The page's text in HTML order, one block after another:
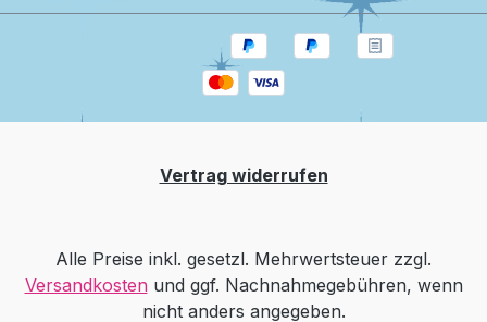
Vertrag widerrufen
Alle Preise inkl. gesetzl. Mehrwertsteuer zzgl.
Versandkostenund ggf. Nachnahmegebühren, wenn
nicht anders angegeben.